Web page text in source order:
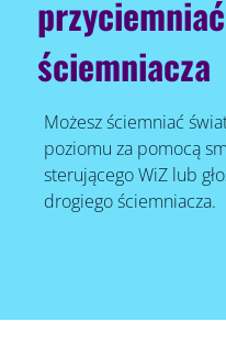
ściemniacza
Możesz ściemniać
poziomu za pomocą
sterującego WiZ lub
drogiego ściemniacza.